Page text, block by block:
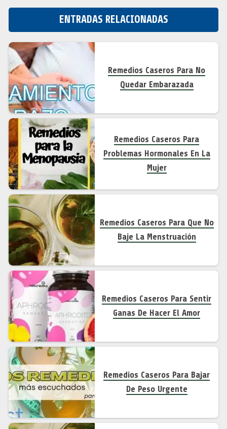
ENTRADAS RELACIONADAS
Remedios Caseros Para No
Quedar Embarazada
Remedios Caseros Para
Problemas Hormonales En La
Mujer
Remedios Caseros Para Que No
Baje La Menstruación
Remedios Caseros Para Sentir
Ganas De Hacer El Amor
Remedios Caseros Para Bajar
De Peso Urgente